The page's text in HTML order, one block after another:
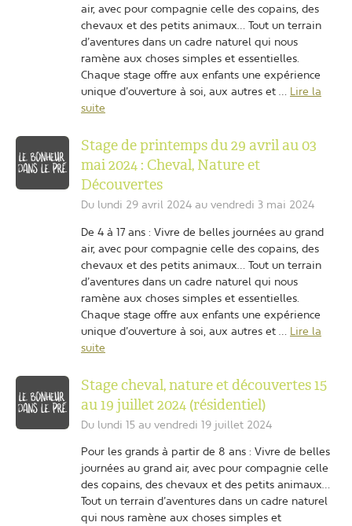
air, avec pour compagnie celle des copains, des
chevaux et des petits animaux… Tout un terrain
d’aventures dans un cadre naturel qui nous
ramène aux choses simples et essentielles.
Chaque stage offre aux enfants une expérience
unique d’ouverture à soi, aux autres et … Lire la
suite
Stage de printemps du 29 avril au 03
mai 2024 : Cheval, Nature et
Découvertes
Du lundi 29 avril 2024 au vendredi 3 mai 2024
De 4 à 17 ans : Vivre de belles journées au grand
air, avec pour compagnie celle des copains, des
chevaux et des petits animaux… Tout un terrain
d’aventures dans un cadre naturel qui nous
ramène aux choses simples et essentielles.
Chaque stage offre aux enfants une expérience
unique d’ouverture à soi, aux autres et … Lire la
suite
Stage cheval, nature et découvertes 15
au 19 juillet 2024 (résidentiel)
Du lundi 15 au vendredi 19 juillet 2024
Pour les grands à partir de 8 ans : Vivre de belles
journées au grand air, avec pour compagnie celle
des copains, des chevaux et des petits animaux…
Tout un terrain d’aventures dans un cadre naturel
qui nous ramène aux choses simples et